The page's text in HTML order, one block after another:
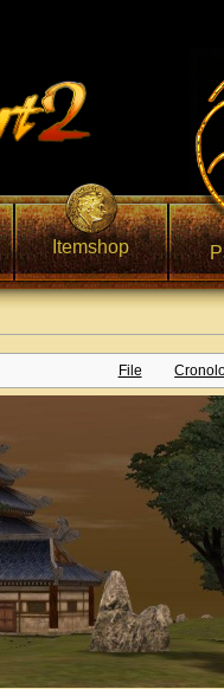
Itemshop
File